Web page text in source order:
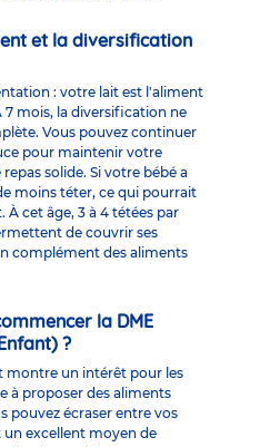
et la diversification
: votre lait est l'aliment
mois, la diversification ne
Vous pouvez continuer
pour maintenir votre
solide. Si votre bébé a
moins téter, ce qui pourrait
cet âge, 3 à 4 tétées par
de couvrir ses
complément des aliments
la DME
?
montre un intérêt pour les
à proposer des aliments
pouvez écraser entre vos
un excellent moyen de